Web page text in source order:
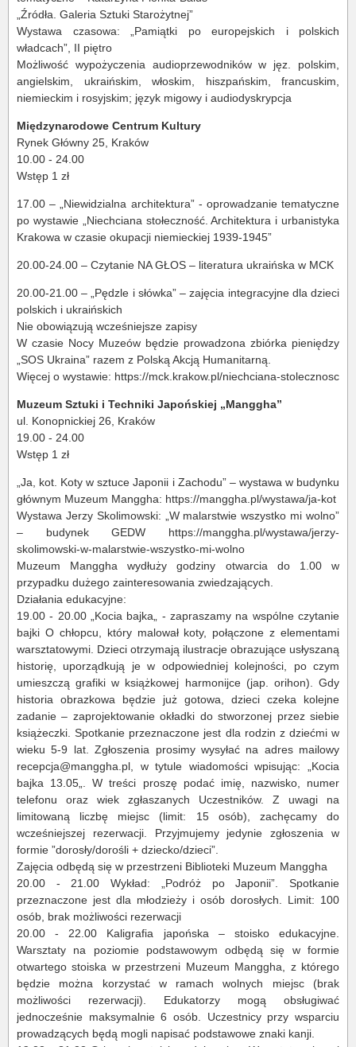
„Źródła. Galeria Sztuki Starożytnej”
Wystawa czasowa: „Pamiątki po europejskich i polskich
władcach”, II piętro
Możliwość wypożyczenia audioprzewodników w jęz. polskim,
angielskim, ukraińskim, włoskim, hiszpańskim, francuskim,
niemieckim i rosyjskim; język migowy i audiodyskrypcja
Międzynarodowe Centrum Kultury
Rynek Główny 25, Kraków
10.00 - 24.00
Wstęp 1 zł
17.00 – „Niewidzialna architektura” - oprowadzanie tematyczne
po wystawie „Niechciana stołeczność. Architektura i urbanistyka
Krakowa w czasie okupacji niemieckiej 1939-1945”
20.00-24.00 – Czytanie NA GŁOS – literatura ukraińska w MCK
20.00-21.00 – „Pędzle i słówka” – zajęcia integracyjne dla dzieci
polskich i ukraińskich
Nie obowiązują wcześniejsze zapisy
W czasie Nocy Muzeów będzie prowadzona zbiórka pieniędzy
„SOS Ukraina” razem z Polską Akcją Humanitarną.
Więcej o wystawie: https://mck.krakow.pl/niechciana-stolecznosc
Muzeum Sztuki i Techniki Japońskiej „Manggha”
ul. Konopnickiej 26, Kraków
19.00 - 24.00
Wstęp 1 zł
„Ja, kot. Koty w sztuce Japonii i Zachodu” – wystawa w budynku
głównym Muzeum Manggha: https://manggha.pl/wystawa/ja-kot
Wystawa Jerzy Skolimowski: „W malarstwie wszystko mi wolno”
– budynek GEDW https://manggha.pl/wystawa/jerzy-
skolimowski-w-malarstwie-wszystko-mi-wolno
Muzeum Manggha wydłuży godziny otwarcia do 1.00 w
przypadku dużego zainteresowania zwiedzających.
Działania edukacyjne:
19.00 - 20.00 „Kocia bajka„ - zapraszamy na wspólne czytanie
bajki O chłopcu, który malował koty, połączone z elementami
warsztatowymi. Dzieci otrzymają ilustracje obrazujące usłyszaną
historię, uporządkują je w odpowiedniej kolejności, po czym
umieszczą grafiki w książkowej harmonijce (jap. orihon). Gdy
historia obrazkowa będzie już gotowa, dzieci czeka kolejne
zadanie – zaprojektowanie okładki do stworzonej przez siebie
książeczki. Spotkanie przeznaczone jest dla rodzin z dziećmi w
wieku 5-9 lat. Zgłoszenia prosimy wysyłać na adres mailowy
recepcja@manggha.pl, w tytule wiadomości wpisując: „Kocia
bajka 13.05„. W treści proszę podać imię, nazwisko, numer
telefonu oraz wiek zgłaszanych Uczestników. Z uwagi na
limitowaną liczbę miejsc (limit: 15 osób), zachęcamy do
wcześniejszej rezerwacji. Przyjmujemy jedynie zgłoszenia w
formie ”dorosły/dorośli + dziecko/dzieci”.
Zajęcia odbędą się w przestrzeni Biblioteki Muzeum Manggha
20.00 - 21.00 Wykład: „Podróż po Japonii”. Spotkanie
przeznaczone jest dla młodzieży i osób dorosłych. Limit: 100
osób, brak możliwości rezerwacji
20.00 - 22.00 Kaligrafia japońska – stoisko edukacyjne.
Warsztaty na poziomie podstawowym odbędą się w formie
otwartego stoiska w przestrzeni Muzeum Manggha, z którego
będzie można korzystać w ramach wolnych miejsc (brak
możliwości rezerwacji). Edukatorzy mogą obsługiwać
jednocześnie maksymalnie 6 osób. Uczestnicy przy wsparciu
prowadzących będą mogli napisać podstawowe znaki kanji.